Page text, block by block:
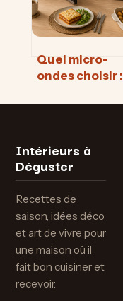
Quel micro-
ondes choisir :
pour adapter
Intérieurs à
Déguster
Recettes de
saison, idées déco
et art de vivre pour
une maison où il
fait bon cuisiner et
recevoir.